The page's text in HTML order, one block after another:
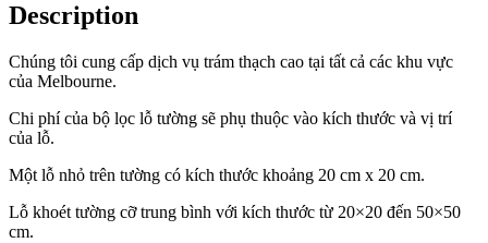
Description
Chúng tôi cung cấp dịch vụ trám thạch cao tại tất cả các khu vực
của Melbourne.
Chi phí của bộ lọc lỗ tường sẽ phụ thuộc vào kích thước và vị trí
của lỗ.
Một lỗ nhỏ trên tường có kích thước khoảng 20 cm x 20 cm.
Lỗ khoét tường cỡ trung bình với kích thước từ 20×20 đến 50×50
cm.